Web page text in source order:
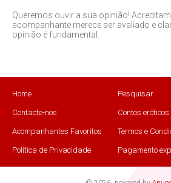
Queremos ouvir a sua opinião!
acompanhante merece ser avaliado e
opinião é fundamental.
Home Pesquisar
Contacte-nos Contos eróticos
Acompanhantes Favoritos Termos e
Política de Privacidade Pagamento